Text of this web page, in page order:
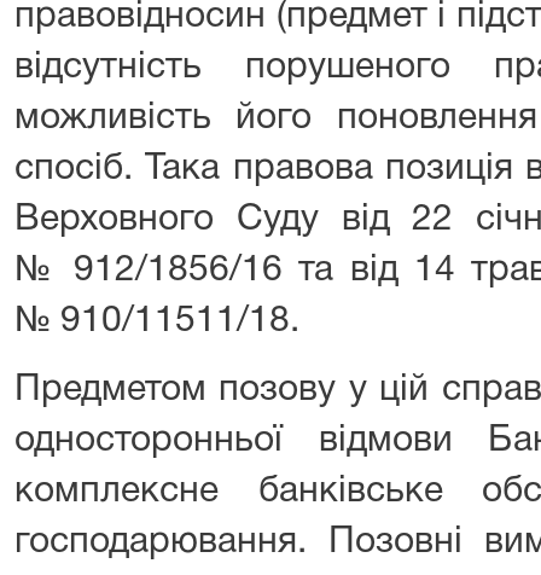
правовідносин (предмет і
відсутність порушеного
можливість його
спосіб. Така правова позиція
Верховного Суду від 22
№ 912/1856/16 та від 14
№ 910/11511/18.
Предметом позову у цій
односторонньої відмови
комплексне банківське
господарювання. Позовні